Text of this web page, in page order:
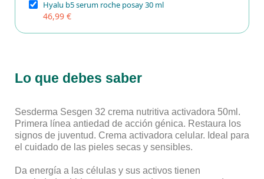
Hyalu b5 serum roche posay 30 ml
46,99 €
Lo que debes saber
Sesderma Sesgen 32 crema nutritiva activadora 50ml.
Primera línea antiedad de acción génica. Restaura los
signos de juventud. Crema activadora celular. Ideal para
el cuidado de las pieles secas y sensibles.
Da energía a las células y sus activos tienen